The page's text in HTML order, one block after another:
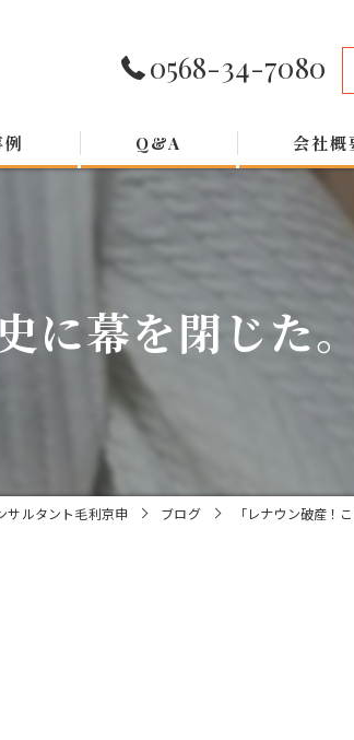
0568-34-7080
Q&A 会社概
に幕を閉じた。
サルタント毛利京申 ブログ 「レナウン破産！